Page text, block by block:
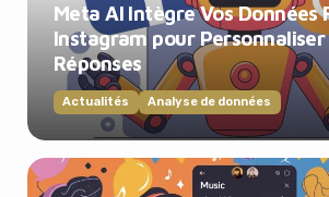
Meta AI Intègre Vos Données
Instagram pour Personnaliser
Réponses
Actualités Analyse de données